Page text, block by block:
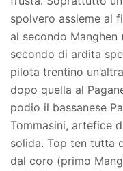
spolvero assieme al
al secondo
secondo di ardita
pilota trentino
dopo quella al
podio il bassanese
Tommasini, artefice
solida. Top ten tutta
dal coro (primo